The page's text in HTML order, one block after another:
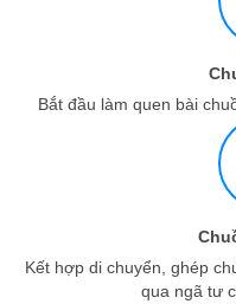
Bắt đầu làm quen bài
Kết hợp di chuyển, ghép
qua ngã tư